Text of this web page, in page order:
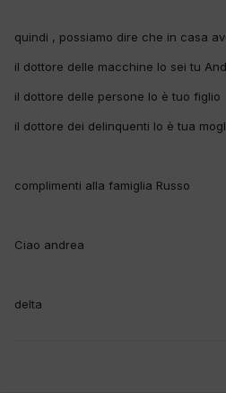
quindi , possiamo dire che in casa
il dottore delle macchine lo sei tu
il dottore delle persone lo è tuo figlio
il dottore dei delinquenti lo è tua
complimenti alla famiglia Russo
Ciao andrea
delta